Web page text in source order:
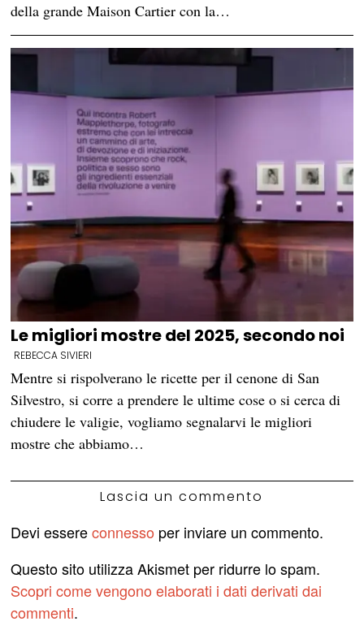
della grande Maison Cartier con la…
Le migliori mostre del 2025, secondo noi
REBECCA SIVIERI
Mentre si rispolverano le ricette per il cenone di San
Silvestro, si corre a prendere le ultime cose o si cerca di
chiudere le valigie, vogliamo segnalarvi le migliori
mostre che abbiamo…
Lascia un commento
Devi essereconnesso per inviare un commento.
Questo sito utilizza Akismet per ridurre lo spam.
Scopri come vengono elaborati i dati derivati dai
commenti.